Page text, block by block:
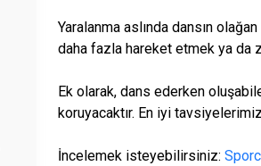
Yaralanma aslında dansın
daha fazla hareket etmek ya da
Ek olarak, dans ederken
koruyacaktır. En iyi
İncelemek isteyebilirsiniz: